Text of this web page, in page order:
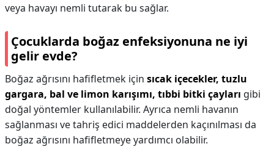
veya havayı nemli tutarak bu sağlar.
Çocuklarda boğaz enfeksiyonuna ne iyi
gelir evde?
Boğaz ağrısını hafifletmek için sıcak içecekler, tuzlu
gargara, bal ve limon karışımı, tıbbi bitki çayları gibi
doğal yöntemler kullanılabilir. Ayrıca nemli havanın
sağlanması ve tahriş edici maddelerden kaçınılması da
boğaz ağrısını hafifletmeye yardımcı olabilir.